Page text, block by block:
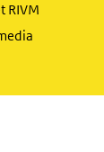
RIVM